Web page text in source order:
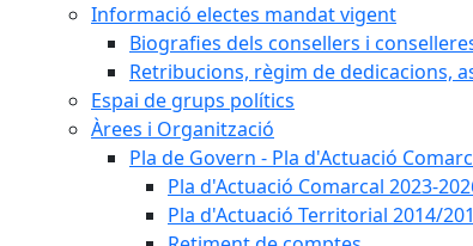
Informació electes mandat vigent
Biografies dels consellers i
Retribucions, règim de dedicacions,
Espai de grups polítics
Àrees i Organització
Pla de Govern - Pla d'Actuació
Pla d'Actuació Comarcal 2023-
Pla d'Actuació Territorial 2014/